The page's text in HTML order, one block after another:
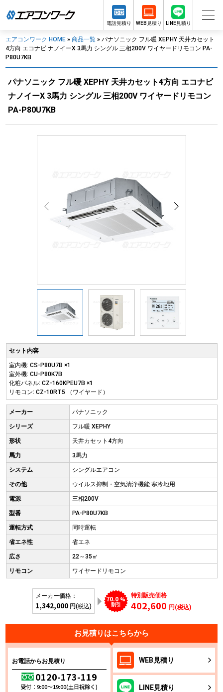
電話見積り WEB見積り LINE見積り
エアコンワーク HOME » 商品一覧 » パナソニック フル暖 XEPHY 天井カセット
4方向 エコナビ ナノイーX 3馬力 シングル 三相200V ワイヤードリモコン PA-
P80U7KB
パナソニック フル暖 XEPHY 天井カセット4方向 エコナビ
ナノイーX 3馬力 シングル 三相200V ワイヤードリモコン
PA-P80U7KB
セット内容
室内機: CS-P80U7B ×1
室外機: CU-P80K7B
化粧パネル: CZ-160KPEU7B ×1
リモコン: CZ-10RT5 （ワイヤード）
メーカー パナソニック
シリーズ フル暖 XEPHY
形状 天井カセット4方向
馬力 3馬力
システム シングルエアコン
その他 ウイルス抑制・空気清浄機能 寒冷地用
電源 三相200V
型番 PA-P80U7KB
運転方式 同時運転
省エネ性 省エネ
広さ 22～35㎡
リモコン ワイヤードリモコン
メーカー価格：
1,342,000 円(税込)
70.0 %
割引
特別販売価格
402,600 円(税込)
お見積りはこちらから
お電話からお見積り
0120-173-119
受付：9:00～19:00(土日祝除く)
WEB 見積り
LINE見積り